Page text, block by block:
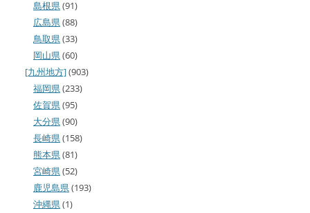
島根県(91)
広島県(88)
鳥取県(33)
岡山県(60)
[九州地方](903)
福岡県(233)
佐賀県(95)
大分県(90)
長崎県(158)
熊本県(81)
宮崎県(52)
鹿児島県(193)
沖縄県(1)